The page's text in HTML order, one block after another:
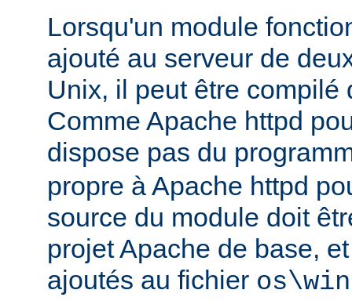
Lorsqu'un module
ajouté au serveur de
Unix, il peut être compilé
Comme Apache httpd
dispose pas du
propre à Apache httpd
source du module doit
projet Apache de base,
ajoutés au fichier